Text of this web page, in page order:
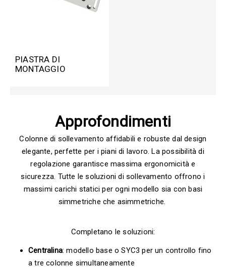
PIASTRA DI
MONTAGGIO
Approfondimenti
Colonne di sollevamento affidabili e robuste dal design
elegante, perfette per i piani di lavoro. La possibilità di
regolazione garantisce massima ergonomicità e
sicurezza. Tutte le soluzioni di sollevamento offrono i
massimi carichi statici per ogni modello sia con basi
simmetriche che asimmetriche.
Completano le soluzioni:
Centralina: modello base o SYC3 per un controllo fino
a tre colonne simultaneamente